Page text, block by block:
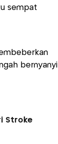
sempat
bernyanyi
Stroke